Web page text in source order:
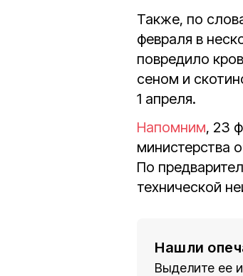
Также, по
февраля в
повредило
сеном и
1 апреля.
Напомним, 23
министерства
По
технической
Нашли
Выделите ее